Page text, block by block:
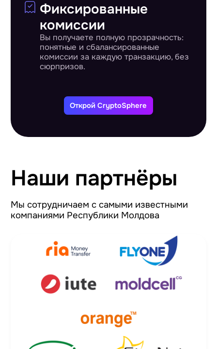
Фиксированные
комиссии
Вы получаете полную прозрачность:
понятные и сбалансированные
комиссии за каждую транзакцию, без
сюрпризов.
Открой CryptoSphere
Наши партнёры
Мы сотрудничаем с самыми известными
компаниями Республики Молдова